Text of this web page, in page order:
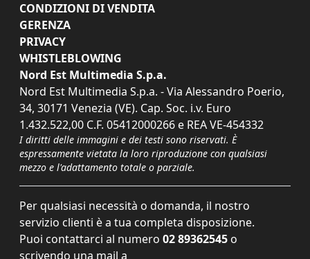
CONDIZIONI DI VENDITA
GERENZA
PRIVACY
WHISTLEBLOWING
Nord Est Multimedia S.p.a.
Nord Est Multimedia S.p.a. - Via Alessandro Poerio,
34, 30171 Venezia (VE). Cap. Soc. i.v. Euro
1.432.522,00 C.F. 05412000266 e REA VE-454332
I diritti delle immagini e dei testi sono riservati. È
espressamente vietata la loro riproduzione con qualsiasi
mezzo e l'adattamento totale o parziale.
Per qualsiasi necessità o domanda, il nostro
servizio clienti è a tua completa disposizione.
Puoi contattarci al numero 02 89362545 o
scrivendo una mail a